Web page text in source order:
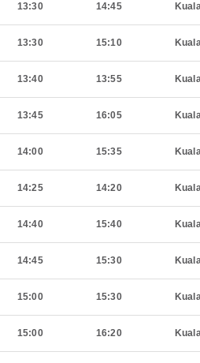
13:30 14:45
13:30 15:10
13:40 13:55
13:45 16:05
14:00 15:35
14:25 14:20
14:40 15:40
14:45 15:30
15:00 15:30
15:00 16:20